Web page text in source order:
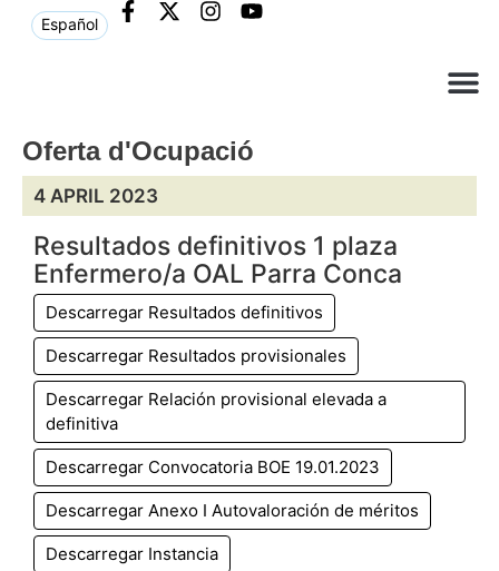
Español
Oferta d'Ocupació
4 APRIL 2023
Resultados definitivos 1 plaza
Enfermero/a OAL Parra Conca
Descarregar Resultados definitivos
Descarregar Resultados provisionales
Descarregar Relación provisional elevada a
definitiva
Descarregar Convocatoria BOE 19.01.2023
Descarregar Anexo I Autovaloración de méritos
Descarregar Instancia